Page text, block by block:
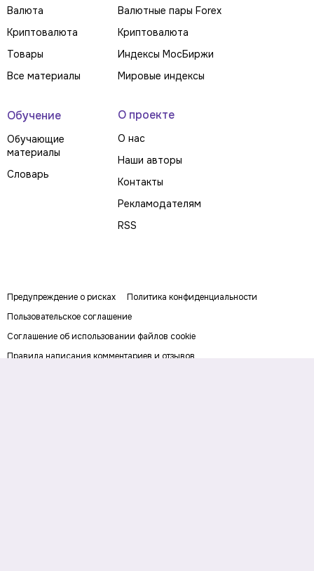
Валюта
Криптовалюта
Товары
Все материалы
Валютные пары Forex
Криптовалюта
Индексы МосБиржи
Мировые индексы
Обучение
Обучающие
материалы
Словарь
О проекте
О нас
Наши авторы
Контакты
Рекламодателям
RSS
Предупреждение о рисках
Политика конфиденциальности
Пользовательское соглашение
Соглашение об использовании файлов cookie
Правила написания комментариев и отзывов